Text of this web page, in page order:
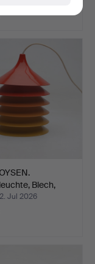
Blech,
Jul 2026